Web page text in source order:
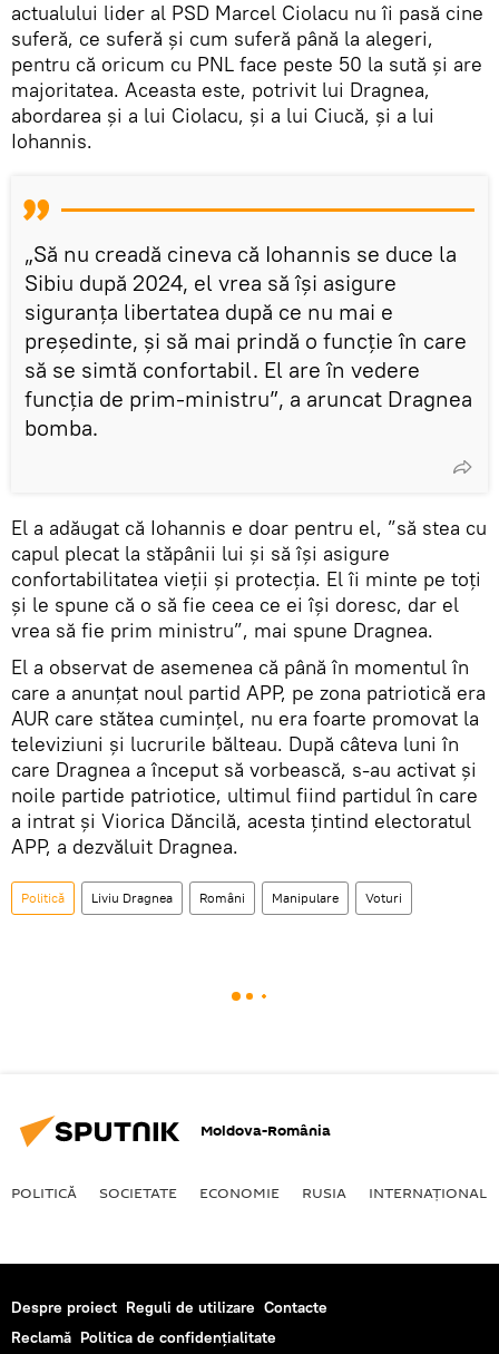
actualului lider al PSD Marcel Ciolacu nu îi pasă cine
suferă, ce suferă și cum suferă până la alegeri,
pentru că oricum cu PNL face peste 50 la sută și are
majoritatea. Aceasta este, potrivit lui Dragnea,
abordarea și a lui Ciolacu, și a lui Ciucă, și a lui
Iohannis.
„Să nu creadă cineva că Iohannis se duce la
Sibiu după 2024, el vrea să își asigure
siguranța libertatea după ce nu mai e
președinte, și să mai prindă o funcție în care
să se simtă confortabil. El are în vedere
funcția de prim-ministru”, a aruncat Dragnea
bomba.
El a adăugat că Iohannis e doar pentru el, ”să stea cu
capul plecat la stăpânii lui și să își asigure
confortabilitatea vieții și protecția. El îi minte pe toți
și le spune că o să fie ceea ce ei își doresc, dar el
vrea să fie prim ministru”, mai spune Dragnea.
El a observat de asemenea că până în momentul în
care a anunțat noul partid APP, pe zona patriotică era
AUR care stătea cumințel, nu era foarte promovat la
televiziuni și lucrurile bălteau. După câteva luni în
care Dragnea a început să vorbească, s-au activat și
noile partide patriotice, ultimul fiind partidul în care
a intrat și Viorica Dăncilă, acesta țintind electoratul
APP, a dezvăluit Dragnea.
Politică Liviu Dragnea Români Manipulare Voturi
Moldova-România
POLITICĂ SOCIETATE ECONOMIE RUSIA INTERNAŢIONAL
Despre proiect Reguli de utilizare Contacte
Reclamă Politica de confidențialitate